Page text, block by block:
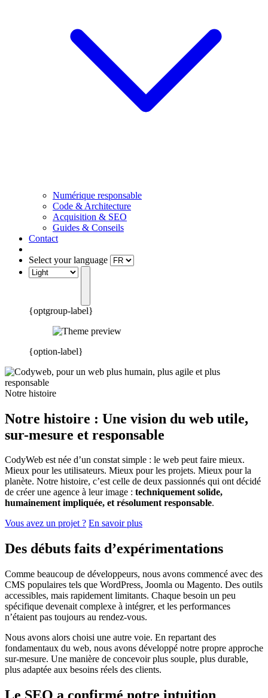
Numérique responsable
Code & Architecture
Acquisition & SEO
Guides & Conseils
Contact
Select your language
{optgroup-label}
{option-label}
Notre histoire
Notre histoire : Une vision du web utile,
sur-mesure et responsable
CodyWeb est née d’un constat simple : le web peut faire mieux.
Mieux pour les utilisateurs. Mieux pour les projets. Mieux pour la
planète. Notre histoire, c’est celle de deux passionnés qui ont décidé
de créer une agence à leur image : techniquement solide,
humainement impliquée, et résolument responsable.
Vous avez un projet ? En savoir plus
Des débuts faits d’expérimentations
Comme beaucoup de développeurs, nous avons commencé avec des
CMS populaires tels que WordPress, Joomla ou Magento. Des outils
accessibles, mais rapidement limitants. Chaque besoin un peu
spécifique devenait complexe à intégrer, et les performances
n’étaient pas toujours au rendez-vous.
Nous avons alors choisi une autre voie. En repartant des
fondamentaux du web, nous avons développé notre propre approche
sur-mesure. Une manière de concevoir plus souple, plus durable,
plus adaptée aux besoins réels des clients.